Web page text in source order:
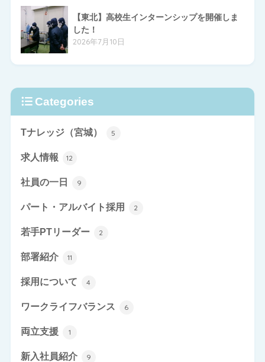
【東北】高校生インターンシップを開催しま
した！
2026年7月10日
Categories
Tナレッジ（宮城） 5
求人情報 12
社員の一日 9
パート・アルバイト採用 2
若手PTリーダー 2
部署紹介 11
採用について 4
ワークライフバランス 6
両立支援 1
新入社員紹介 9